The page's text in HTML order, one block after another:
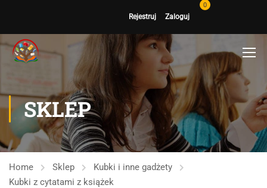
Rejestruj Zaloguj
0
SKLEP
Home Sklep
Kubki i inne gadżety
Kubki z cytatami z książek